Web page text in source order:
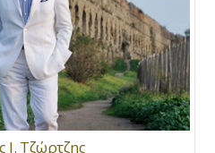
Ι. Τζώρτζης